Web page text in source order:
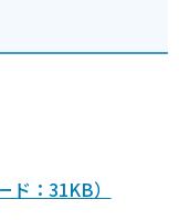
：31KB）